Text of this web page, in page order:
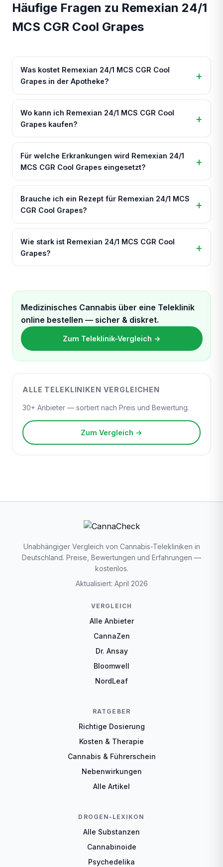
Häufige Fragen zu Remexian 24/1
MCS CGR Cool Grapes
Was kostet Remexian 24/1 MCS CGR Cool
Grapes in der Apotheke?
Wo kann ich Remexian 24/1 MCS CGR Cool
Grapes kaufen?
Für welche Erkrankungen wird Remexian 24/1
MCS CGR Cool Grapes eingesetzt?
Brauche ich ein Rezept für Remexian 24/1 MCS
CGR Cool Grapes?
Wie stark ist Remexian 24/1 MCS CGR Cool
Grapes?
Medizinisches Cannabis über eine Teleklinik
online bestellen — sicher & diskret.
Zum Teleklinik-Vergleich →
ALLE TELEKLINIKEN VERGLEICHEN
30+ Anbieter — sortiert nach Preis und Bewertung.
Zum Vergleich →
Unabhängiger Vergleich von Cannabis-Telekliniken in
Deutschland. Preise, Bewertungen und Erfahrungen —
kostenlos.
Aktualisiert: April 2026
VERGLEICH
Alle Anbieter
CannaZen
Dr. Ansay
Bloomwell
NordLeaf
RATGEBER
Richtige Dosierung
Kosten & Therapie
Cannabis & Führerschein
Nebenwirkungen
Alle Artikel
DROGEN-LEXIKON
Alle Substanzen
Cannabinoide
Psychedelika